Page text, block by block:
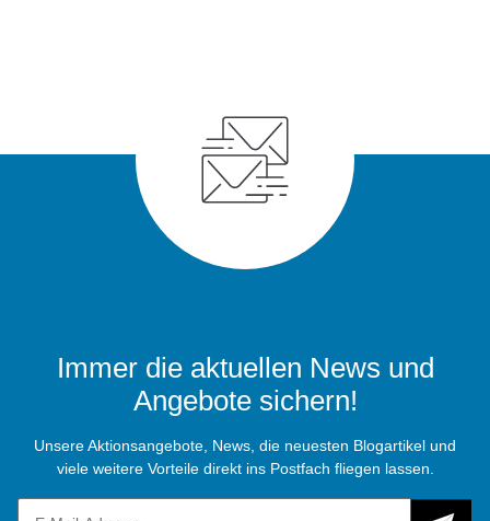
Immer die aktuellen News und
Angebote sichern!
Unsere Aktionsangebote, News, die neuesten Blogartikel und
viele weitere Vorteile direkt ins Postfach fliegen lassen.